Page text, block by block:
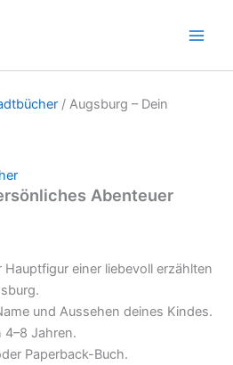
/ Augsburg – Dein
Abenteuer
einer liebevoll erzählten
und Aussehen deines Kindes.
4–8 Jahren.
Paperback-Buch.